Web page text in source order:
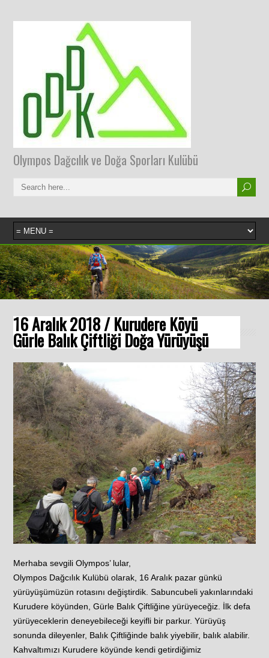
Olympos Dağcılık ve Doğa Sporları Kulübü
16 Aralık 2018 / Kurudere Köyü
Gürle Balık Çiftliği Doğa Yürüyüşü
Merhaba sevgili Olympos’ lular,
Olympos Dağcılık Kulübü olarak, 16 Aralık pazar günkü
yürüyüşümüzün rotasını değiştirdik. Sabuncubeli yakınlarındaki
Kurudere köyünden, Gürle Balık Çiftliğine yürüyeceğiz. İlk defa
yürüyeceklerin deneyebileceği keyifli bir parkur. Yürüyüş
sonunda dileyenler, Balık Çiftliğinde balık yiyebilir, balık alabilir.
Kahvaltımızı Kurudere köyünde kendi getirdiğimiz